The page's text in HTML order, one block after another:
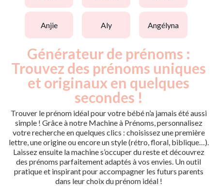
anjie aly angélyna
Générateur de prénoms :
Trouvez des prénoms uniques
et originaux en quelques
secondes !
Trouver le prénom idéal pour votre bébé n’a jamais été aussi
simple ! Grâce à notre Machine à Prénoms, personnalisez
votre recherche en quelques clics : choisissez une première
lettre, une origine ou encore un style (rétro, floral, biblique…).
Laissez ensuite la machine s’occuper du reste et découvrez
des prénoms parfaitement adaptés à vos envies. Un outil
pratique et inspirant pour accompagner les futurs parents
dans leur choix du prénom idéal !